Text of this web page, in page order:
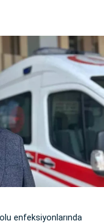
enfeksiyonlarında